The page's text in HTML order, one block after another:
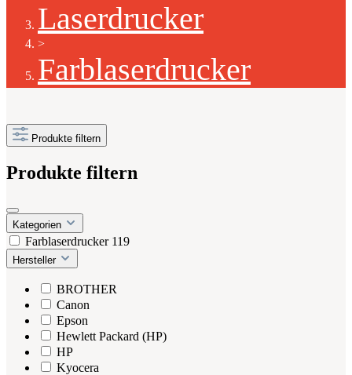
Laserdrucker
>
Farblaserdrucker
Produkte filtern
Produkte filtern
Kategorien
Farblaserdrucker 119
Hersteller
BROTHER
Canon
Epson
Hewlett Packard (HP)
HP
Kyocera